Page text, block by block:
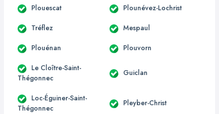
Plouescat Plounévez-Lochrist
Tréflez Mespaul
Plouénan Plouvorn
Le Cloître-Saint-
Thégonnec
Guiclan
Loc-Éguiner-Saint-
Thégonnec
Pleyber-Christ